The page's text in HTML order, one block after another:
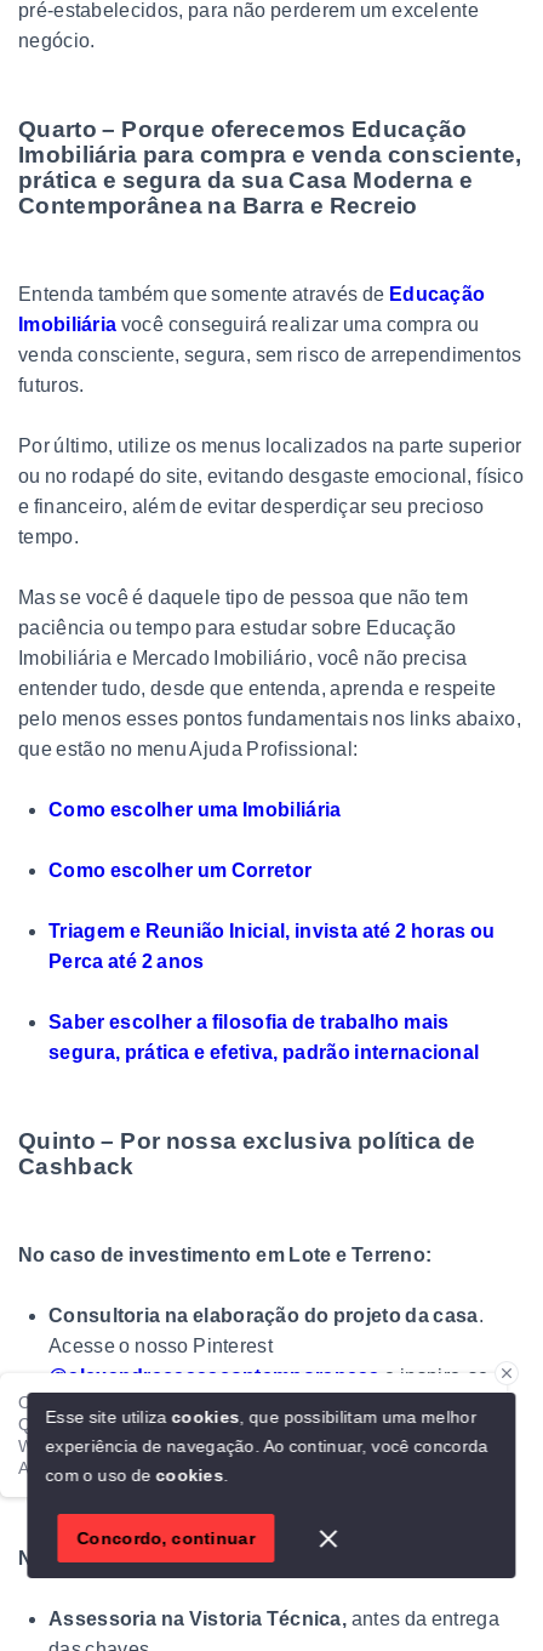
pré-estabelecidos, para não perderem um excelente
negócio.
Quarto – Porque oferecemos Educação
Imobiliária para compra e venda consciente,
prática e segura da sua Casa Moderna e
Contemporânea na Barra e Recreio
Entenda também que somente através de Educação
Imobiliária você conseguirá realizar uma compra ou
venda consciente, segura, sem risco de arrependimentos
futuros.
Por último, utilize os menus localizados na parte superior
ou no rodapé do site, evitando desgaste emocional, físico
e financeiro, além de evitar desperdiçar seu precioso
tempo.
Mas se você é daquele tipo de pessoa que não tem
paciência ou tempo para estudar sobre Educação
Imobiliária e Mercado Imobiliário, você não precisa
entender tudo, desde que entenda, aprenda e respeite
pelo menos esses pontos fundamentais nos links abaixo,
que estão no menu Ajuda Profissional:
Como escolher uma Imobiliária
Como escolher um Corretor
Triagem e Reunião Inicial, invista até 2 horas ou
Perca até 2 anos
Saber escolher a filosofia de trabalho mais
segura, prática e efetiva, padrão internacional
Quinto – Por nossa exclusiva política de
Cashback
No caso de investimento em Lote e Terreno:
Consultoria na elaboração do projeto da casa.
Acesse o nosso Pinterest
@alexandrecasascontemporaneas e inspire-se
Assessoria na Vistoria Técnica,
antes da entrega
das chaves.
No caso de investimento em Casa Contemporânea:
Assessoria na Vistoria Técnica, antes da entrega
Ola!
Qualquer dúvida é só falar direto comigo aqui no meu
WhatsApp.
Alexandre Casas Contemporâneas
Esse site utilizacookies , que possibilitam uma melhor
experiência de navegação. Ao continuar, você concorda
com o uso decookies
Concordo, continuar